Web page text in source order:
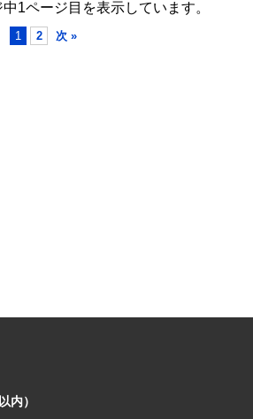
1ページ目を表示しています。
1 2 次 »
内）